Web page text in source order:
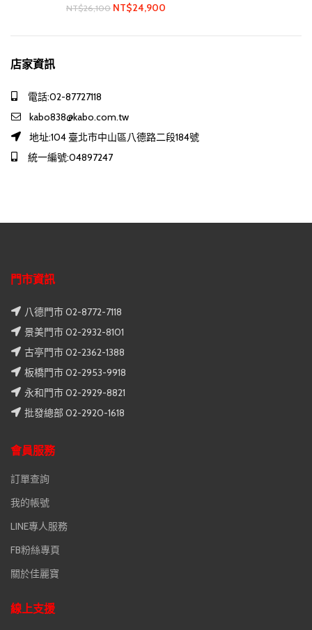
NT$26,100 NT$24,900
店家資訊
電話:02-87727118
kabo838@kabo.com.tw
地址:104 臺北市中山區八德路二段184號
統一編號:04897247
門市資訊
八德門市 02-8772-7118
景美門市 02-2932-8101
古亭門市 02-2362-1388
板橋門市 02-2953-9918
永和門市 02-2929-8821
批發總部 02-2920-1618
會員服務
訂單查詢
我的帳號
LINE專人服務
FB粉絲專頁
關於佳麗寶
線上支援